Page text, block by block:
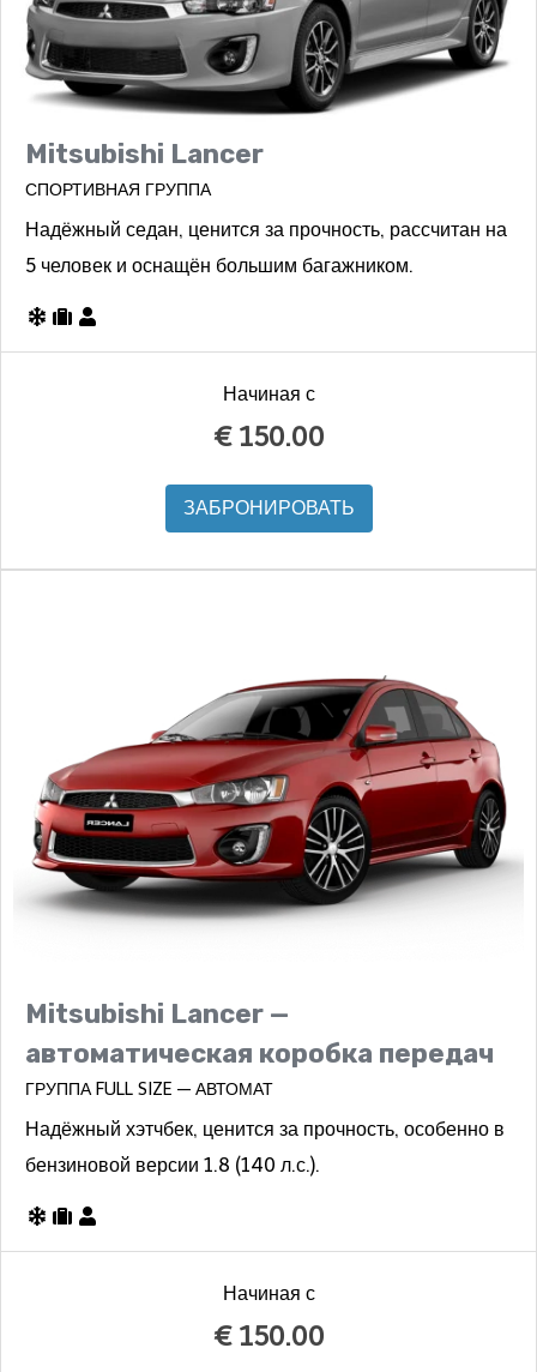
Mitsubishi Lancer
СПОРТИВНАЯ ГРУППА
Надёжный седан, ценится за прочность, рассчитан на
5 человек и оснащён большим багажником.
Начиная с
€ 150.00
ЗАБРОНИРОВАТЬ
Mitsubishi Lancer —
автоматическая коробка передач
ГРУППА FULL SIZE — АВТОМАТ
Надёжный хэтчбек, ценится за прочность, особенно в
бензиновой версии 1.8 (140 л.с.).
Начиная с
€ 150.00